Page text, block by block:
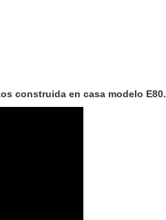
construida en casa modelo E80.